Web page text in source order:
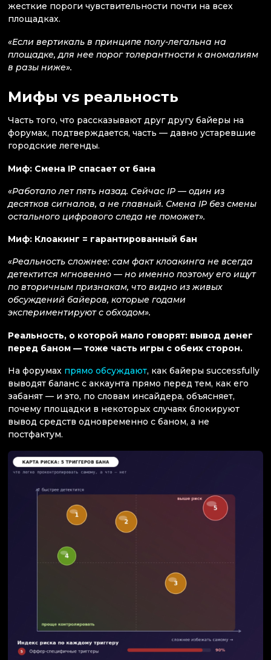
жесткие пороги чувствительности почти на всех
площадках.
«Если вертикаль в принципе полу-легальна на
площадке, для нее порог толерантности к аномалиям
в разы ниже».
Мифы vs реальность
Часть того, что рассказывают друг другу байеры на
форумах, подтверждается, часть — давно устаревшие
городские легенды.
Миф: Смена IP спасает от бана
«Работало лет пять назад. Сейчас IP — один из
десятков сигналов, а не главный. Смена IP без смены
остального цифрового следа не поможет».
Миф: Клоакинг = гарантированный бан
«Реальность сложнее: сам факт клоакинга не всегда
детектится мгновенно — но именно поэтому его ищут
по вторичным признакам, что видно из живых
обсуждений байеров, которые годами
экспериментируют с обходом».
Реальность, о которой мало говорят: вывод денег
перед баном — тоже часть игры с обеих сторон.
На форумах прямо обсуждают, как байеры successfully
выводят баланс с аккаунта прямо перед тем, как его
забанят — и это, по словам инсайдера, объясняет,
почему площадки в некоторых случаях блокируют
вывод средств одновременно с баном, а не
постфактум.